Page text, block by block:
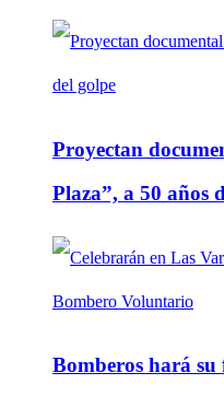
Proyectan
Plaza”, a 50 años
Bomberos hará su